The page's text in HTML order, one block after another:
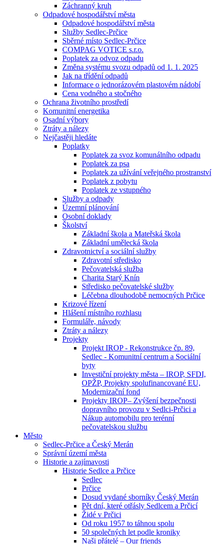
Záchranný kruh
Odpadové hospodářství města
Odpadové hospodářství města
Služby Sedlec-Prčice
Sběrné místo Sedlec-Prčice
COMPAG VOTICE s.r.o.
Poplatek za odvoz odpadu
Změna systému svozu odpadů od 1. 1. 2025
Jak na třídění odpadů
Informace o jednorázovém plastovém nádobí
Cena vodného a stočného
Ochrana životního prostředí
Komunitní energetika
Osadní výbory
Ztráty a nálezy
Nejčastěji hledáte
Poplatky
Poplatek za svoz komunálního odpadu
Poplatek za psa
Poplatek za užívání veřejného prostranství
Poplatek z pobytu
Poplatek ze vstupného
Služby a odpady
Územní plánování
Osobní doklady
Školství
Základní škola a Mateřská škola
Základní umělecká škola
Zdravotnictví a sociální služby
Zdravotní středisko
Pečovatelská služba
Charita Starý Knín
Středisko pečovatelské služby
Léčebna dlouhodobě nemocných Prčice
Krizové řízení
Hlášení místního rozhlasu
Formuláře, návody
Ztráty a nálezy
Projekty
Projekt IROP - Rekonstrukce čp. 89,
Sedlec - Komunitní centrum a Sociální
byty
Investiční projekty města – IROP, SFDI,
OPŽP, Projekty spolufinancované EU,
Modernizační fond
Projekty IROP– Zvýšení bezpečnosti
dopravního provozu v Sedlci-Prčici a
Nákup automobilu pro terénní
pečovatelskou službu
Město
Sedlec-Prčice a Český Merán
Správní území města
Historie a zajímavosti
Historie Sedlce a Prčice
Sedlec
Prčice
Dosud vydané sborníky Český Merán
Pět dní, které otřásly Sedlcem a Prčicí
Židé v Prčici
Od roku 1957 to táhnou spolu
50 společných let podle kroniky
Naši přátelé – Our friends